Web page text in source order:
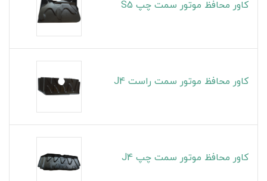
کاور محافظ موتور سمت چپ S5
کاور محافظ موتور سمت راست J4
کاور محافظ موتور سمت چپ J4